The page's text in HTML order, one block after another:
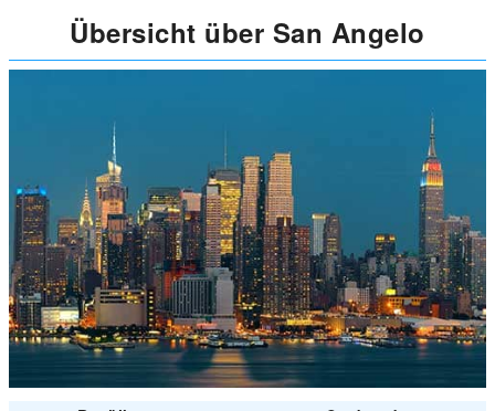
Übersicht über San Angelo